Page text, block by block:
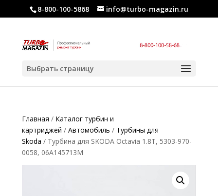
8-800-100-5868 info@turbo-magazin.ru
Выбрать страницу
Главная / Каталог турбин и
картриджей / Автомобиль / Турбины для
Skoda / Турбина для SKODA Octavia 1.8T, 5303-970-
0058, 06A145713M